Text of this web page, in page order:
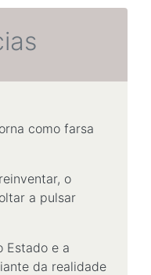
como farsa
o
a pulsar
Estado e a
da realidade